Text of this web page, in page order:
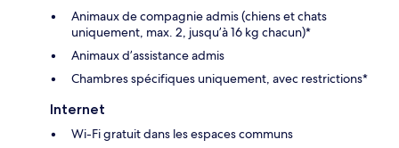
Animaux de compagnie admis (chiens et chats
uniquement, max. 2, jusqu’à 16 kg chacun)*
Animaux d’assistance admis
Chambres spécifiques uniquement, avec restrictions*
Internet
Wi-Fi gratuit dans les espaces communs